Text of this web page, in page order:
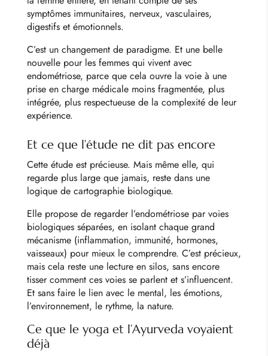
symptômes immunitaires, nerveux, vasculaires,
digestifs et émotionnels.
C’est un changement de paradigme. Et une belle
nouvelle pour les femmes qui vivent avec
endométriose, parce que cela ouvre la voie à une
prise en charge médicale moins fragmentée, plus
intégrée, plus respectueuse de la complexité de leur
expérience.
Et ce que l’étude ne dit pas encore
Cette étude est précieuse. Mais même elle, qui
regarde plus large que jamais, reste dans une
logique de cartographie biologique.
Elle propose de regarder l’endométriose par voies
biologiques séparées, en isolant chaque grand
mécanisme (inflammation, immunité, hormones,
vaisseaux) pour mieux le comprendre. C’est précieux,
mais cela reste une lecture en silos, sans encore
tisser comment ces voies se parlent et s’influencent.
Et sans faire le lien avec le mental, les émotions,
l’environnement, le rythme, la nature.
Ce que le yoga et l’Ayurveda voyaient
déjà